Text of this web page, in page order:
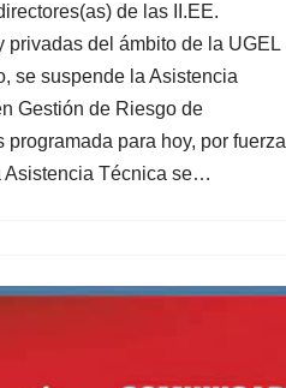
de las II.EE.
privadas del ámbito de la UGEL
se suspende la Asistencia
Gestión de Riesgo de
programada para hoy, por fuerza
Asistencia Técnica se…